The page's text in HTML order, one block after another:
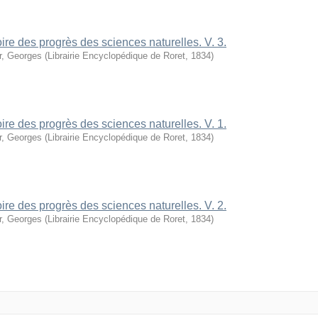
des progrès des sciences naturelles. V. 3.
Georges (Librairie Encyclopédique de Roret, 1834)
des progrès des sciences naturelles. V. 1.
Georges (Librairie Encyclopédique de Roret, 1834)
des progrès des sciences naturelles. V. 2.
Georges (Librairie Encyclopédique de Roret, 1834)